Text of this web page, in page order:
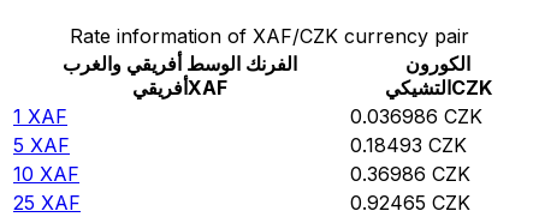
Rate information of XAF/CZK currency pair
الفرنك الوسط أفريقي والغرب
أفريقيXAF
الكورون
التشيكيCZK
1 XAF 0.036986 CZK
5 XAF 0.18493 CZK
10 XAF 0.36986 CZK
25 XAF 0.92465 CZK